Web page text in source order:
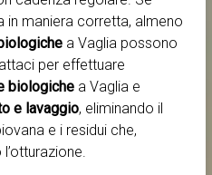
in maniera corretta, almeno
a Vaglia possono
per effettuare
biologichea Vaglia e
e lavaggio, eliminando il
e i residui che,